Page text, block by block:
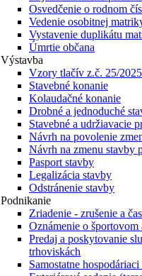
Osvedčenie o rodnom
Vedenie osobitnej
Vystavenie duplikátu
Úmrtie občana
Výstavba
Vzory tlačív z.č. 25/
Stavebné konanie
Kolaudačné konanie
Drobné a jednoduché
Stavebné a udržiavacie
Návrh na povolenie
Návrh na zmenu stavby
Pasport stavby
Legalizácia stavby
Odstránenie stavby
Podnikanie
Zriadenie - zrušenie a
Oznámenie o
Predaj a poskytovanie
trhoviskách
Samostatne